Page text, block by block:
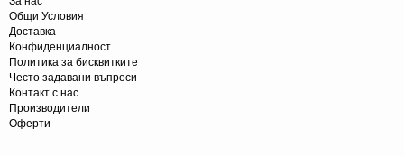
Общи Условия
Доставка
Конфиденциалност
Политика за бисквитките
Често задавани въпроси
Контакт с нас
Производители
Оферти